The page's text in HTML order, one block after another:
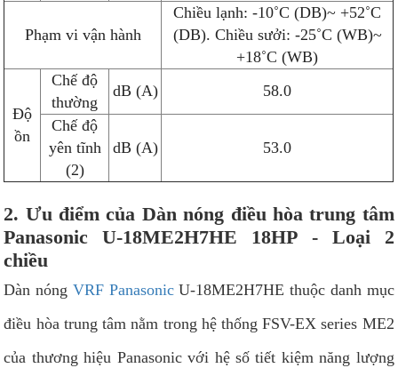
Phạm vi vận hành
Chiều lạnh: -10˚C (DB)~ +52˚C
(DB). Chiều sưởi: -25˚C (WB)~
+18˚C (WB)
Độ
ồn
Chế độ
thường
dB (A)
58.0
Chế độ
yên tĩnh
(2)
dB (A) 53.0
2. Ưu điểm của Dàn nóng điều hòa trung tâm
Panasonic U-18ME2H7HE 18HP - Loại 2
chiều
Dàn nóng VRF PanasonicU-18ME2H7HE thuộc danh mục
điều hòa trung tâm nằm trong hệ thống FSV-EX series ME2
của thương hiệu Panasonic với hệ số tiết kiệm năng lượng